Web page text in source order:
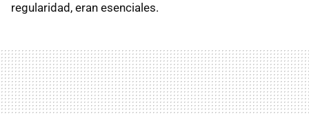
regularidad, eran esenciales.